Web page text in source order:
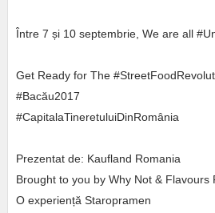
Între 7 și 10 septembrie, We are all
Get Ready for The
#Bacău2017
#CapitalaTineretuluiDinRomânia
Prezentat de: Kaufland Romania
Brought to you by Why Not & Flavours
O experiență Staropramen